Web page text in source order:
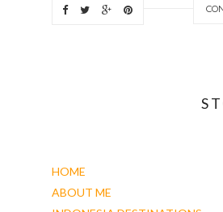
HOME
ABOUT ME